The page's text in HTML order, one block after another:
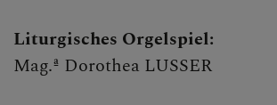
INTERN
Liturgisches Orgelspiel:
Mag.ª Dorothea LUSSER